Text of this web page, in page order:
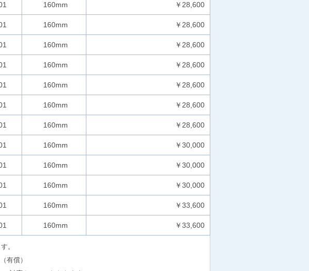
160mm ￥28,600
160mm ￥28,600
160mm ￥28,600
160mm ￥28,600
160mm ￥28,600
160mm ￥28,600
160mm ￥28,600
160mm ￥30,000
160mm ￥30,000
160mm ￥30,000
160mm ￥33,600
160mm ￥33,600
。
有償）